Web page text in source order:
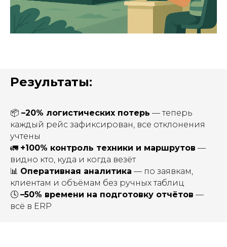
Результаты:
📦 –20% логистических потерь — теперь
каждый рейс зафиксирован, все отклонения
учтены
🚛 +100% контроль техники и маршрутов —
видно кто, куда и когда везёт
📊 Оперативная аналитика — по заявкам,
клиентам и объёмам без ручных таблиц
🕓 –50% времени на подготовку отчётов —
всё в ERP